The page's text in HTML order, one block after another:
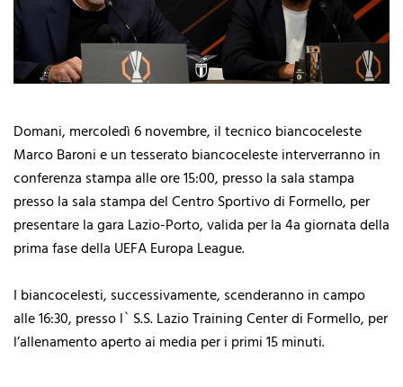
Domani, mercoledì 6 novembre, il tecnico biancoceleste
Marco Baroni e un tesserato biancoceleste interverranno in
conferenza stampa alle ore 15:00, presso la sala stampa
presso la sala stampa del Centro Sportivo di Formello, per
presentare la gara Lazio-Porto, valida per la 4a giornata della
prima fase della UEFA Europa League.
I biancocelesti, successivamente, scenderanno in campo
alle 16:30, presso l` S.S. Lazio Training Center di Formello, per
l’allenamento aperto ai media per i primi 15 minuti.